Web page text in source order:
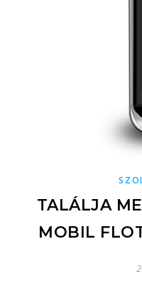
TALÁLJA
MOBIL